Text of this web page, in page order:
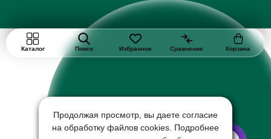
Каталог Поиск Избранное Сравнение Корзина
Продолжая просмотр, вы даете согласие
на обработку файлов cookies. Подробнее